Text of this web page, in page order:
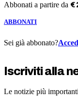
Abbonati a partire da €
ABBONATI
Sei già abbonato?
Iscriviti alla
Le notizie più